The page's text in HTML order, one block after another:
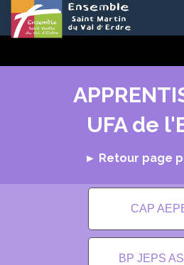
UFA de
► Retour page
CAP
BP JEPS